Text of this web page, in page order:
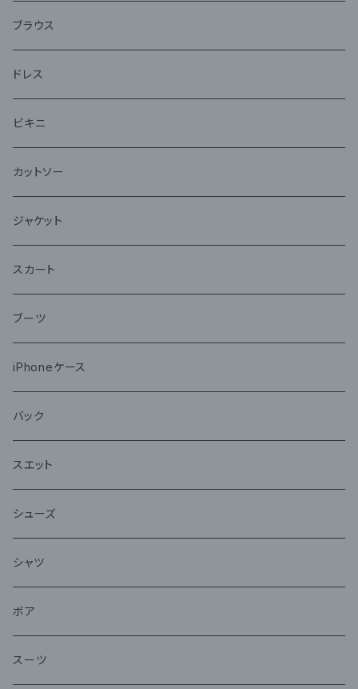
アンサンブル
ブラウス
ドレス
ビキニ
カットソー
ジャケット
スカート
ブーツ
iPhoneケース
バック
スエット
シューズ
シャツ
ボア
スーツ